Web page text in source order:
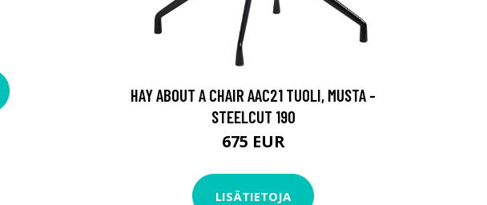
HAY ABOUT A CHAIR AAC21 TUOLI, MUSTA -
STEELCUT 190
675 EUR
LISÄTIETOJA